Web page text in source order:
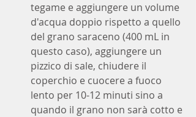
tegame e aggiungere un volume
d'acqua doppio rispetto a quello
del grano saraceno (400 mL in
questo caso), aggiungere un
pizzico di sale, chiudere il
coperchio e cuocere a fuoco
lento per 10-12 minuti sino a
quando il grano non sarà cotto e